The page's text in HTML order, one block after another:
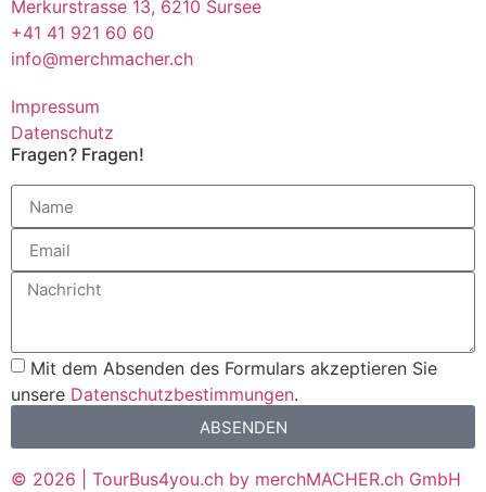
Merkurstrasse 13, 6210 Sursee
+41 41 921 60 60
info@merchmacher.ch
Impressum
Datenschutz
Fragen? Fragen!
Mit dem Absenden des Formulars akzeptieren Sie
unsere Datenschutzbestimmungen.
ABSENDEN
© 2026 | TourBus4you.ch by merchMACHER.ch GmbH